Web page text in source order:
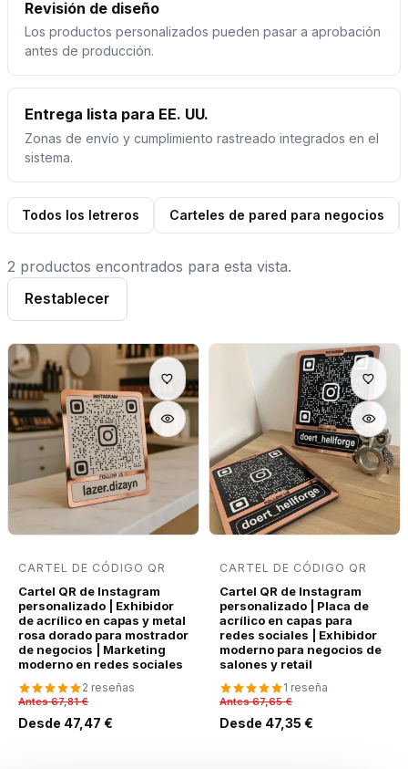
Revisión de diseño
Los productos personalizados pueden pasar a aprobación
antes de producción.
Entrega lista para EE. UU.
Zonas de envío y cumplimiento rastreado integrados en el
sistema.
Todos los letreros Carteles de pared para negocios
2 productos encontrados para esta vista.
Restablecer
CARTEL DE CÓDIGO QR
Cartel QR de Instagram
personalizado | Exhibidor
de acrílico en capas y metal
rosa dorado para mostrador
de negocios | Marketing
moderno en redes sociales
2 reseñas
Antes 67,81 €
Desde 47,47 €
CARTEL DE CÓDIGO QR
Cartel QR de Instagram
personalizado | Placa de
acrílico en capas para
redes sociales | Exhibidor
moderno para negocios de
salones y retail
1 reseña
Antes 67,65 €
Desde 47,35 €